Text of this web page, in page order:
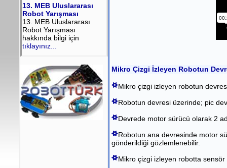
Mikro Çizgi İzleyen Robotun
Mikro çizgi izleyen robotun
Robotun devresi üzerinde; pic
Devrede motor sürücü olarak 2
Robotun ana devresinde motor
gönderildiği gözlemlenebilir.
Mikro çizgi izleyen robotta sensör